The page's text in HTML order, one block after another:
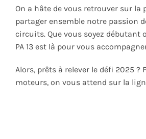
On a hâte de vous retrouver sur la
partager ensemble notre passion
circuits. Que vous soyez débutant
PA 13 est là pour vous
Alors, prêts à relever le défi 2025 ?
moteurs, on vous attend sur la